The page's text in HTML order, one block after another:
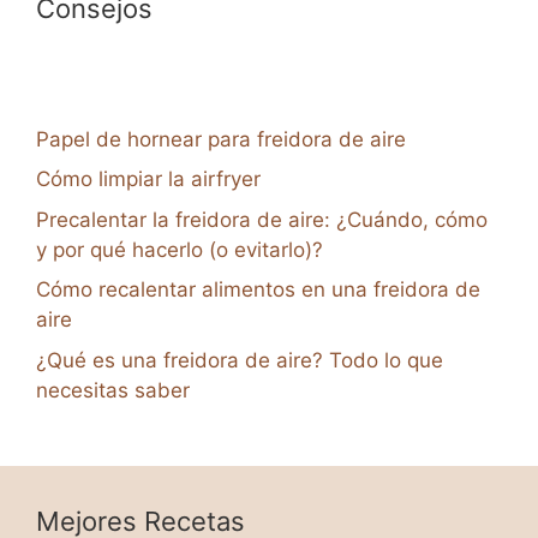
Consejos
Papel de hornear para freidora de aire
Cómo limpiar la airfryer
Precalentar la freidora de aire: ¿Cuándo, cómo
y por qué hacerlo (o evitarlo)?
Cómo recalentar alimentos en una freidora de
aire
¿Qué es una freidora de aire? Todo lo que
necesitas saber
Mejores Recetas